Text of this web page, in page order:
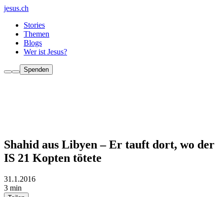
jesus.ch
Stories
Themen
Blogs
Wer ist Jesus?
Spenden
Shahid aus Libyen – Er tauft dort, wo der
IS 21 Kopten tötete
31.1.2016
3 min